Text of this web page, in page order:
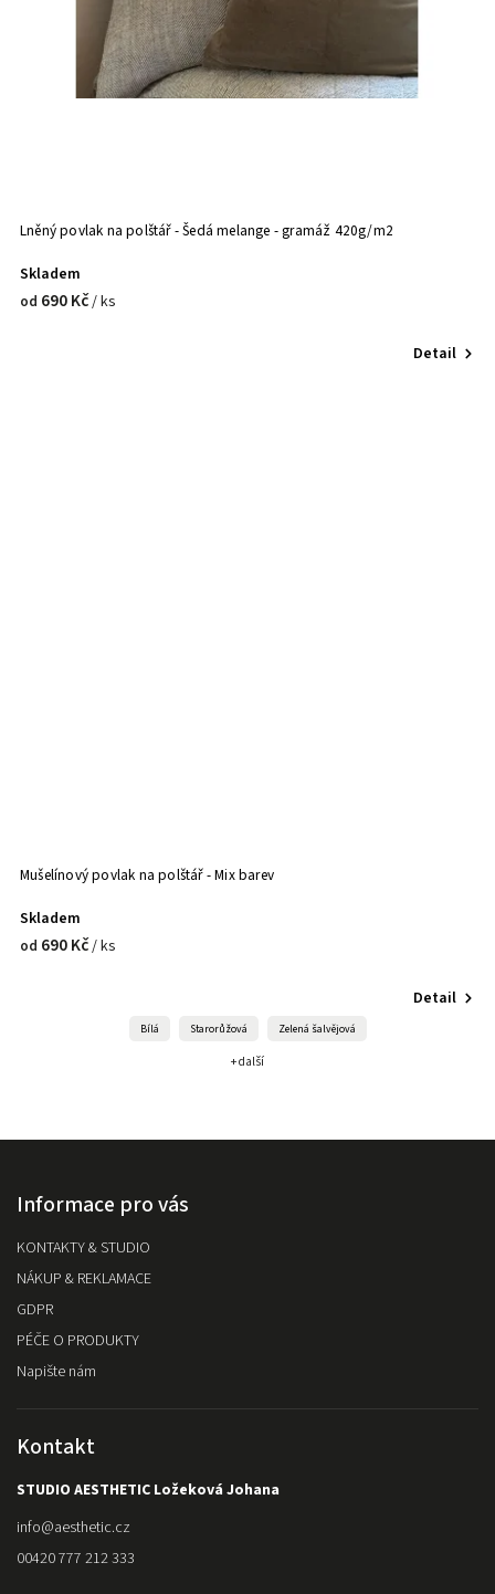
Lněný povlak na polštář - Šedá melange - gramáž 420g/m2
Skladem
od 690 Kč/ ks
Detail
Mušelínový povlak na polštář - Mix barev
Skladem
od 690 Kč/ ks
Detail
Bílá Starorůžová Zelená šalvějová
+ další
Informace pro vás
KONTAKTY & STUDIO
NÁKUP & REKLAMACE
GDPR
PÉČE O PRODUKTY
Napište nám
Kontakt
STUDIO AESTHETIC Ložeková Johana
info@aesthetic.cz
00420 777 212 333